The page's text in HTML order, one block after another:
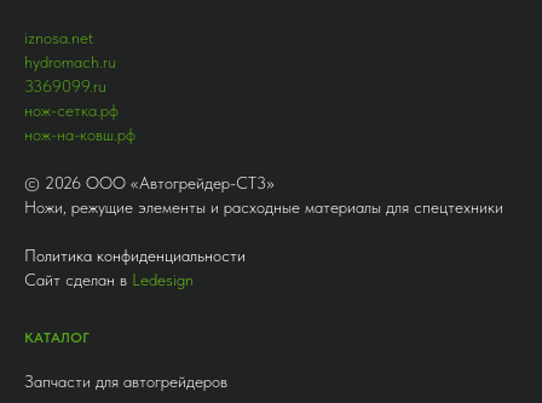
iznosa.net
hydromach.ru
3369099.ru
нож-сетка.рф
нож-на-ковш.рф
© 2026 ООО «Автогрейдер-СТ3»
Ножи, режущие элементы и расходные материалы для спецтехники
Политика конфиденциальности
Сайт сделан в Ledesign
КАТАЛОГ
Запчасти для автогрейдеров